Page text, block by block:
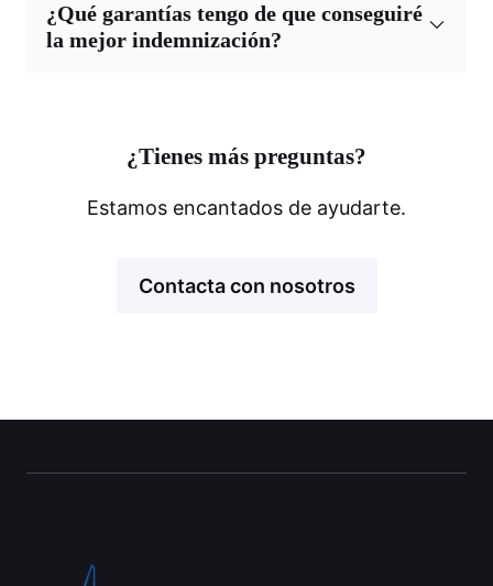
¿Qué garantías tengo de que conseguiré
la mejor indemnización?
¿Tienes más preguntas?
Estamos encantados de ayudarte.
Contacta con nosotros